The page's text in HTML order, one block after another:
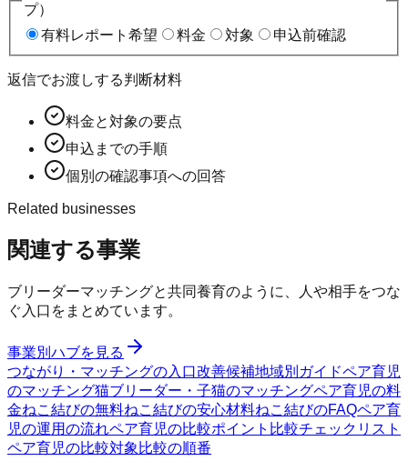
プ）
有料レポート希望
料金 対象 申込前確認
返信でお渡しする判断材料
料金と対象の要点
申込までの手順
個別の確認事項への回答
Related businesses
関連する事業
ブリーダーマッチングと共同養育のように、人や相手をつな
ぐ入口をまとめています。
事業別ハブを見る
つながり・マッチングの入口改善候補地域別ガイドペア育児
のマッチング猫ブリーダー・子猫のマッチングペア育児の料
金ねこ結びの無料ねこ結びの安心材料ねこ結びのFAQペア育
児の運用の流れペア育児の比較ポイント 比較チェックリスト
ペア育児の比較対象 比較の順番